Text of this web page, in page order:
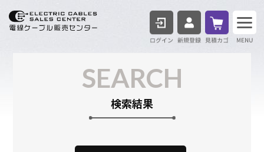
ログイン 見積
SEARCH
検索結果